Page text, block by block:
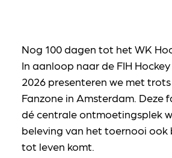
Nog 100 dagen tot het WK
In aanloop naar de FIH
2026 presenteren we met
Fanzone in Amsterdam. Deze
dé centrale ontmoetingsplek
beleving van het toernooi ook
tot leven komt.